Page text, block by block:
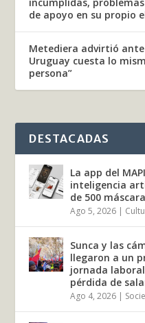
de apoyo en su propio
Metediera advirtió ante
Uruguay cuesta lo
persona”
DESTACADAS
La app del
inteligencia
de 500
Ago 5, 2026 |
Sunca y las
llegaron a un
jornada
pérdida de
Ago 4, 2026 |